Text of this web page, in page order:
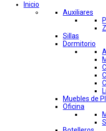
Inicio
Auxiliares
Sillas
Dormitorio
Muebles de
Oficina